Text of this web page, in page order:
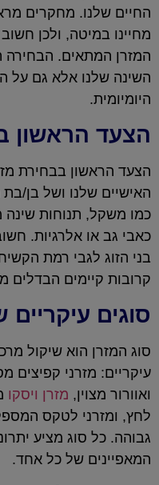
החיים שלנו. מחקרים
מחיינו במיטה, ולכן
המזרן המתאים. הבחירה
השינה שלנו אלא גם על
היומיומית.
הצעד הראשון
הצעד הראשון בבחירת
האישיים שלנו ושל בן/
כמו משקל, תנוחות שינה
כאבי גב או אלרגיות.
בני הזוג לגבי רמת
קרובות קיימים הבדלים
סוגים עיקריים
סוג המזרן הוא שיקול
עיקריים: מזרני קפיצים
ואוורור מצוין, מזרן ויסקו
לחץ, ומזרני לטקס
גבוהה. כל סוג מציע
המאפיינים של כל אחד.